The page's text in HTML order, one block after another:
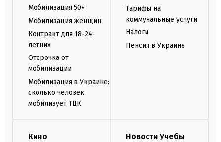
Мобилизация 50+
Мобилизация женщин
Контракт для 18-24-
летних
Отсрочка от
мобилизации
Мобилизация в Украине:
сколько человек
мобилизует ТЦК
Тарифы на
коммунальные услуги
Налоги
Пенсия в Украине
Кино Новости Учебы